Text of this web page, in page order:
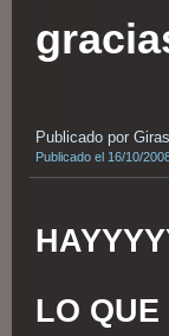
Publicado por
Publicado el 16/10/
LO QUE